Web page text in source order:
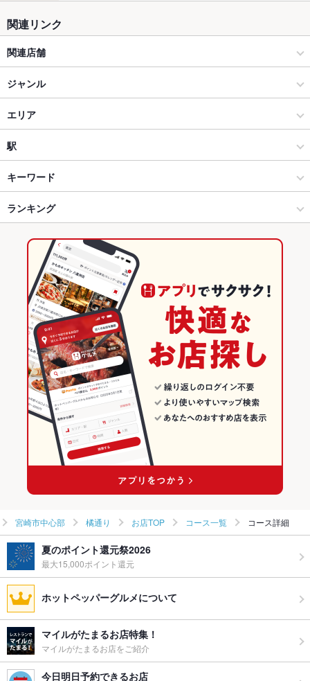
関連リンク
関連店舗
宮崎肉本舗 宮崎本店
宮崎焼鳥 備長炭と個室の店 壱羽
ジャンル
焼肉・ホルモン
ホルモン
宮崎市中心部 × 焼肉・ホルモン
宮崎市中心部 × ホルモン
宮崎駅 × 焼肉・ホルモン
宮崎駅 × ホルモン
焼き鳥・鶏料理
宮崎市中心部 × 和食
宮崎市中心部 × 焼き鳥・鶏料理
宮崎駅 × 和食
宮崎駅 × 焼き鳥・鶏料理
エリア
橘通り
橘通り × 焼肉・ホルモン
橘通り × ホルモン
橘通り × 和食
橘通り × 焼き鳥・鶏料理
宮崎 × 焼肉・ホルモン
宮崎 × ホルモン
宮崎 × 和食
宮崎 × 焼き鳥・鶏料理
駅
南宮崎駅
宮崎駅
宮崎空港駅
キーワード
エビ料理
ランキング
宮崎のグルメランキング
宮崎の焼肉・ホルモンランキング
宮崎市中心部のグルメランキング
宮崎市中心部の焼肉・ホルモンランキング
橘通りのグルメランキング
橘通りの焼肉・ホルモンランキング
宮崎市中心部 橘通り お店TOP コース一覧 コース詳細
夏のポイント還元祭2026
最大15,000ポイント還元
ホットペッパーグルメについて
マイルがたまるお店特集！
マイルがたまるお店をご紹介
今日明日予約できるお店